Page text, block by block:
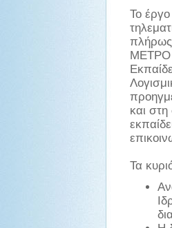
Το
πλήρως
ΜΕΤΡΟ
και
Τα